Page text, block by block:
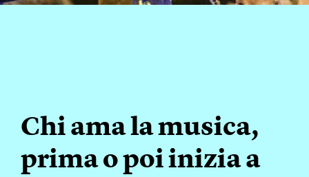
Chi ama la musica,
prima o poi inizia a